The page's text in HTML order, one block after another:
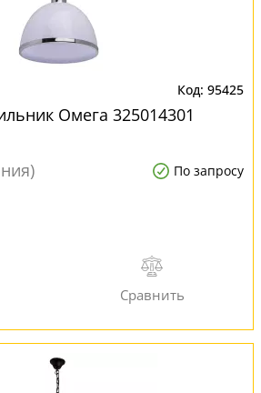
95425
Омега 325014301
По запросу